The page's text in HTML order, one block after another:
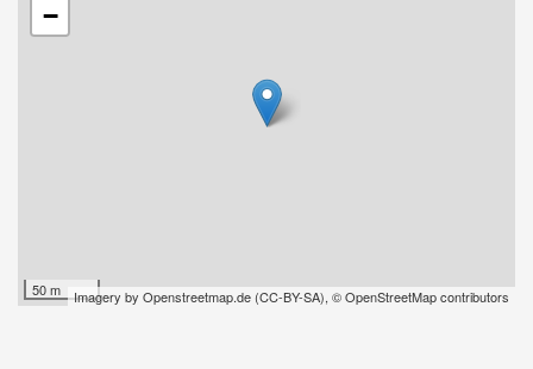
−
50 m Imagery by Openstreetmap.de (CC-BY-SA), © OpenStreetMap contributors